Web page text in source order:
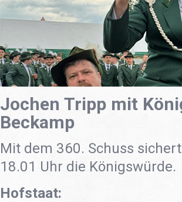
Jochen Tripp mit
Beckamp
Mit dem 360. Schuss
18.01 Uhr die Königswürde.
Hofstaat: